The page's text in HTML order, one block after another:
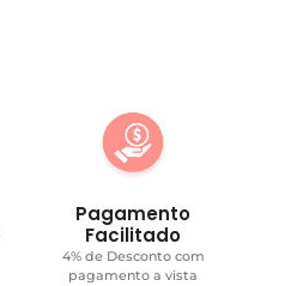
Pagamento
Facilitado
4% de Desconto com
pagamento a vista